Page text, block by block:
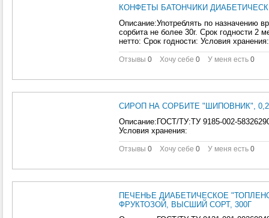
КОНФЕТЫ БАТОНЧИКИ
Описание:Употреблять по назначению
сорбита не более 30г. Срок годности
нетто: Срок годности: Условия
Отзывы 0 Хочу себе 0 У меня есть 0
СИРОП НА СОРБИТЕ "ШИПОВНИК",
Описание:ГОСТ/ТУ:ТУ 9185-002-
Условия хранения:
Отзывы 0 Хочу себе 0 У меня есть 0
ПЕЧЕНЬЕ ДИАБЕТИЧЕСКОЕ
ФРУКТОЗОЙ, ВЫСШИЙ СОРТ, 300Г